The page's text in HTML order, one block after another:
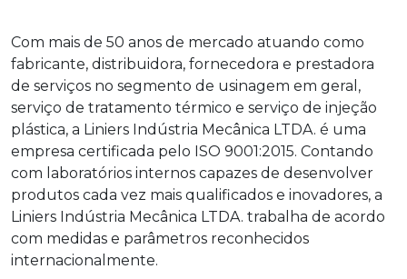
Com mais de 50 anos de mercado atuando como
fabricante, distribuidora, fornecedora e prestadora
de serviços no segmento de usinagem em geral,
serviço de tratamento térmico e serviço de injeção
plástica, a Liniers Indústria Mecânica LTDA. é uma
empresa certificada pelo ISO 9001:2015. Contando
com laboratórios internos capazes de desenvolver
produtos cada vez mais qualificados e inovadores, a
Liniers Indústria Mecânica LTDA. trabalha de acordo
com medidas e parâmetros reconhecidos
internacionalmente.